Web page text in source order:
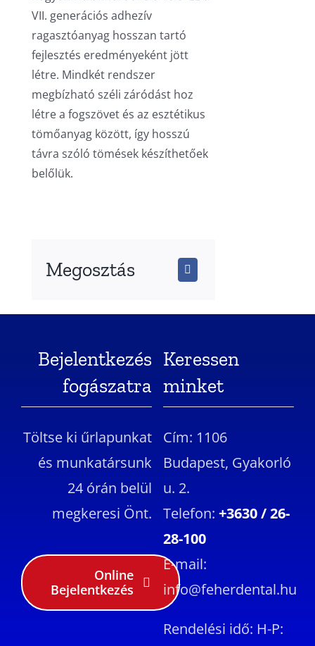
VII. generációs adhezív
ragasztóanyag hosszan tartó
fejlesztés eredményeként jött
létre. Mindkét rendszer
megbízható széli záródást hoz
létre a fogszövet és az esztétikus
tömőanyag között, így hosszú
távra szóló tömések készíthetőek
belőlük.
Megosztás
Bejelentkezés
fogászatra
Töltse ki űrlapunkat
és munkatársunk
24 órán belül
megkeresi Önt.
Online
Bejelentkezés
Keressen
minket
Cím: 1106
Budapest, Gyakorló
u. 2.
Telefon: +3630 / 26-
28-100
E-mail:
info@feherdental.hu
Rendelési idő: H-P: